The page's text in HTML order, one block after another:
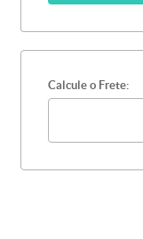
Calcule o Frete: